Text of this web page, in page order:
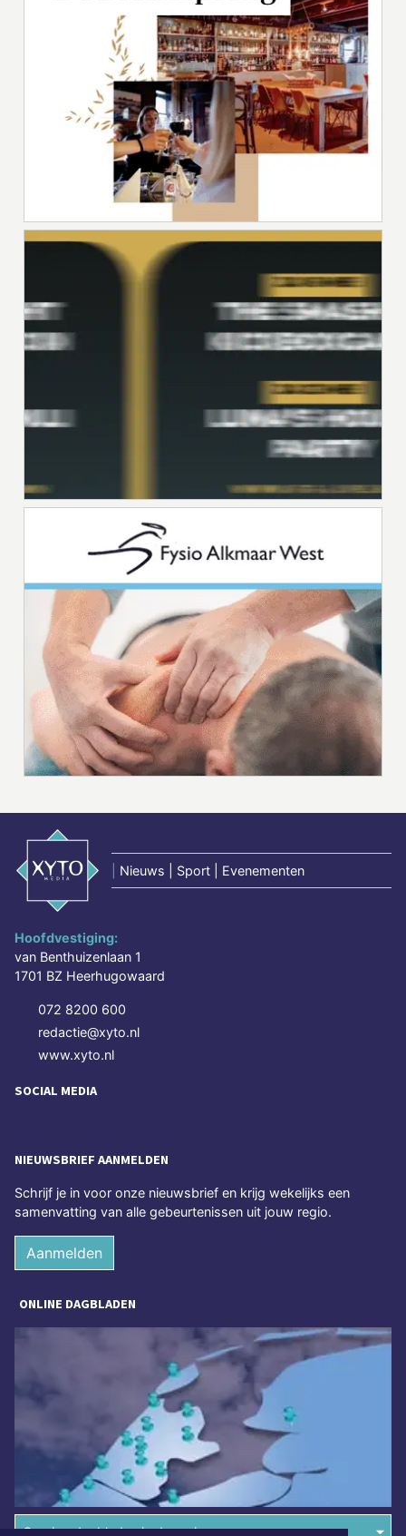
Nieuws | Sport | Evenementen
Hoofdvestiging:
van Benthuizenlaan 1
1701 BZ Heerhugowaard
072 8200 600
redactie@xyto.nl
www.xyto.nl
SOCIAL MEDIA
NIEUWSBRIEF AANMELDEN
Schrijf je in voor onze nieuwsbrief en krijg wekelijks een
samenvatting van alle gebeurtenissen uit jouw regio.
Aanmelden
ONLINE DAGBLADEN
Overige dagbladen in de regio